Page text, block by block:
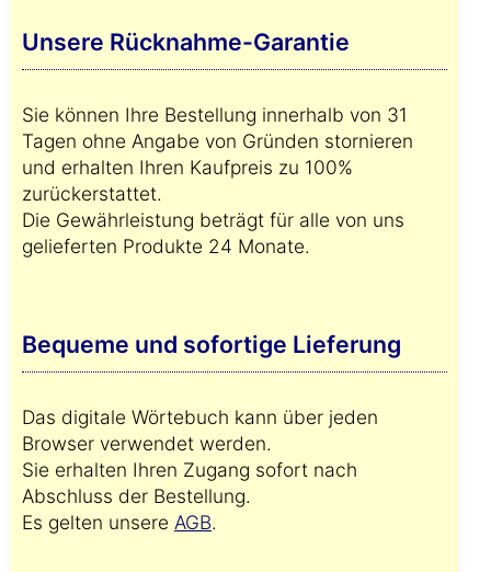
Unsere Rücknahme-Garantie
Sie können Ihre Bestellung innerhalb von 31
Tagen ohne Angabe von Gründen stornieren
und erhalten Ihren Kaufpreis zu 100%
zurückerstattet.
Die Gewährleistung beträgt für alle von uns
gelieferten Produkte 24 Monate.
Bequeme und sofortige Lieferung
Das digitale Wörtebuch kann über jeden
Browser verwendet werden.
Sie erhalten Ihren Zugang sofort nach
Abschluss der Bestellung.
Es gelten unsere AGB.